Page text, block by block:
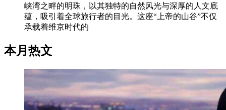
峡湾之畔的明珠，以其独特的自然风光与深厚的人文底
蕴，吸引着全球旅行者的目光。这座“上帝的山谷”不仅
承载着维京时代的
本月热文